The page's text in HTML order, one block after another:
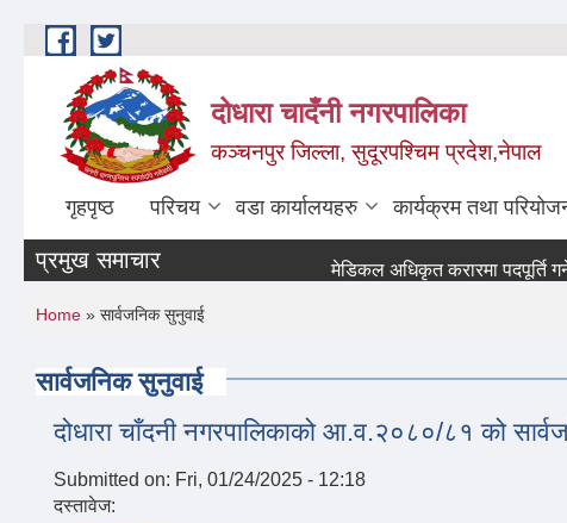
Skip to main content
दोधारा चादँनी नगरपालिका
कञ्चनपुर जिल्ला, सुदूरपश्चिम प्रदेश,नेपाल
गृहपृष्ठ परिचय वडा कार्यालयहरु कार्यक्रम तथा
प्रमुख समाचार मेडिकल अधिकृत करारमा पदपूर्ति गर्ने
You are here
Home » सार्वजनिक सुनुवाई
सार्वजनिक सुनुवाई
दोधारा चाँदनी नगरपालिकाको आ.व.२०८०/८१ को
Submitted on: Fri, 01/24/2025 - 12:18
दस्तावेज: